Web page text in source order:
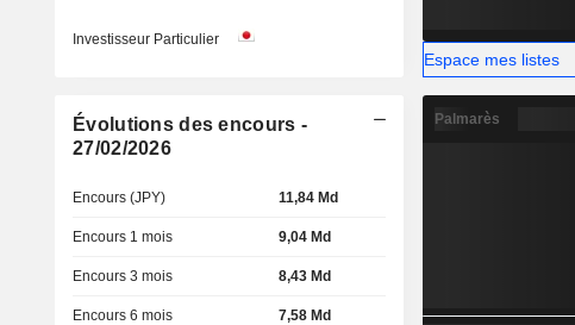
Investisseur Particulier
Évolutions des encours -
27/02/2026
Encours (JPY) 11,84 Md
Encours 1 mois 9,04 Md
Encours 3 mois 8,43 Md
Encours 6 mois 7,58 Md
Espace mes listes
Palmarès